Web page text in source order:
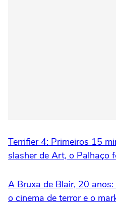
Terrifier 4: Primeiros 15
slasher de Art, o Palhaço
A Bruxa de Blair, 20
o cinema de terror e o